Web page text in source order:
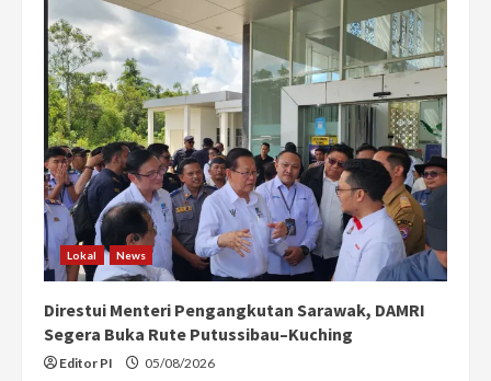
Lokal News
Direstui Menteri Pengangkutan Sarawak, DAMRI
Segera Buka Rute Putussibau–Kuching
Editor PI 05/08/2026